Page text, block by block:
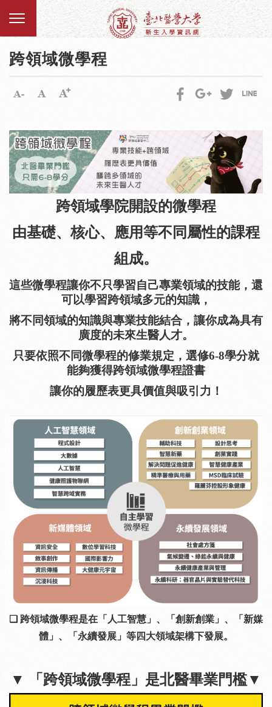
跨領域微學程
跨領域學院開設的微學程
由基礎、核心、應用等不同屬性的課程
組成。
這些微學程讓你不只學習自己專業領域的技能，還
可以學習跨領域多元的知識，
將不同領域的知識與專業技能結合，讓你成為具有
廣度的未來生醫人才。
只要依照不同微學程的修業規定，選修6-8學分就
能夠獲得跨領域微學程證書
讓你的履歷表更具價值與吸引力！
❏ 跨領域微學程是在「人工智慧」、「創新創業」、「新媒
體」、「永續發展」等四大領域架構下發展。
▼ 「跨領域微學程」是北醫畢業門檻▼